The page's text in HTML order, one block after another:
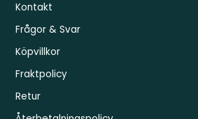
Kontakt
Frågor & Svar
Köpvillkor
Fraktpolicy
Retur